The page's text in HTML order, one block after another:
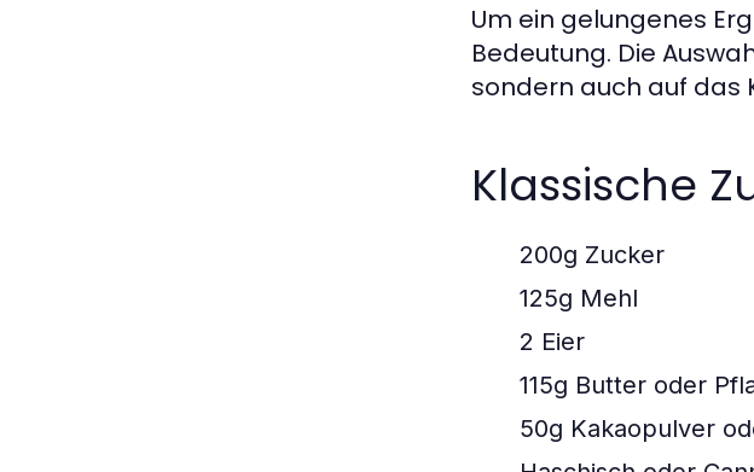
Um ein gelungenes
Bedeutung. Die
sondern auch auf das
Klassische
200g Zucker
125g Mehl
2 Eier
115g Butter oder
50g Kakaopulver